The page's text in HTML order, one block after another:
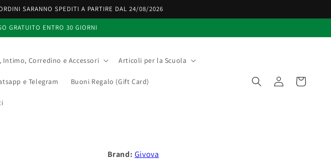
SARANNO SPEDITI A PARTIRE DAL 24/08/2026
GRATUITO ENTRO 30 GIORNI
Corredino e Accessori Articoli per la Scuola
e Telegram Buoni Regalo (Gift Card) Accedi Carrello
Brand: Givova